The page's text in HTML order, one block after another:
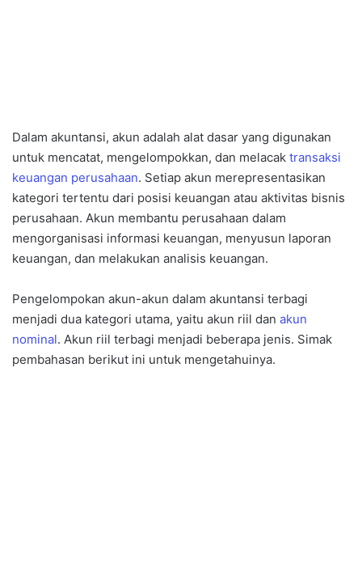
Dalam akuntansi, akun adalah alat dasar yang digunakan
untuk mencatat, mengelompokkan, dan melacak transaksi
keuangan perusahaan. Setiap akun merepresentasikan
kategori tertentu dari posisi keuangan atau aktivitas bisnis
perusahaan. Akun membantu perusahaan dalam
mengorganisasi informasi keuangan, menyusun laporan
keuangan, dan melakukan analisis keuangan.
Pengelompokan akun-akun dalam akuntansi terbagi
menjadi dua kategori utama, yaitu akun riil dan akun
nominal. Akun riil terbagi menjadi beberapa jenis. Simak
pembahasan berikut ini untuk mengetahuinya.